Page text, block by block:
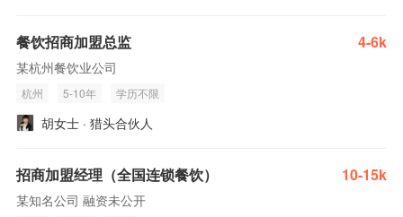
餐饮招商加盟总监 4-6k
某杭州餐饮业公司
杭州 5-10年 学历不限
胡女士 · 猎头合伙人
招商加盟经理（全国连锁餐饮） 10-15k
某知名公司 融资未公开